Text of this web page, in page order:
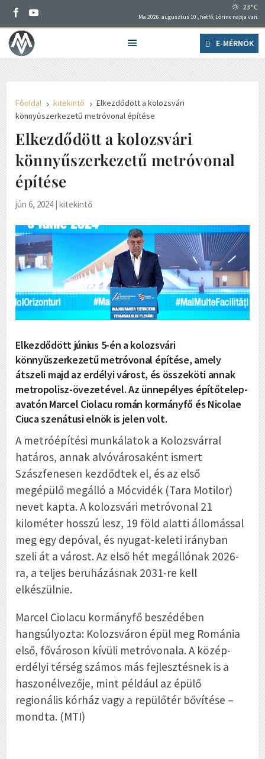
23° C
Ma 2026. augusztus 10., hétfő, Lőrinc napja van.
E-MÉRNÖK
Főoldal 5 kitekintő 5 Elkezdődött a kolozsvári
könnyűszerkezetű metróvonal építése
Elkezdődött a kolozsvári
könnyűszerkezetű metróvonal
építése
jún 6, 2024|kitekintő
Elkezdődött június 5-én a kolozsvári
könnyűszerkezetű metróvonal építése, amely
átszeli majd az erdélyi várost, és összeköti annak
metropolisz-övezetével. Az ünnepélyes építőtelep-
avatón Marcel Ciolacu román kormányfő és Nicolae
Ciuca szenátusi elnök is jelen volt.
A metróépítési munkálatok a Kolozsvárral
határos, annak alvóvárosaként ismert
Szászfenesen kezdődtek el, és az első
megépülő megálló a Mócvidék (Tara Motilor)
nevet kapta. A kolozsvári metróvonal 21
kilométer hosszú lesz, 19 föld alatti állomással
meg egy depóval, és nyugat-keleti irányban
szeli át a várost. Az első hét megállónak 2026-
ra, a teljes beruházásnak 2031-re kell
elkészülnie.
Marcel Ciolacu kormányfő beszédében
hangsúlyozta: Kolozsváron épül meg Románia
első, fővároson kívüli metróvonala. A közép-
erdélyi térség számos más fejlesztésnek is a
haszonélvezője, mint például az épülő
regionális kórház vagy a repülőtér bővítése –
mondta. (MTI)